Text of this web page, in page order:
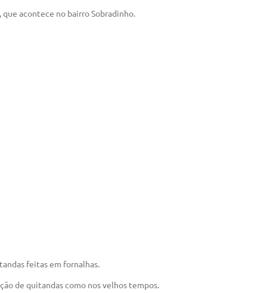
que acontece no bairro Sobradinho.
feitas em fornalhas.
de quitandas como nos velhos tempos.